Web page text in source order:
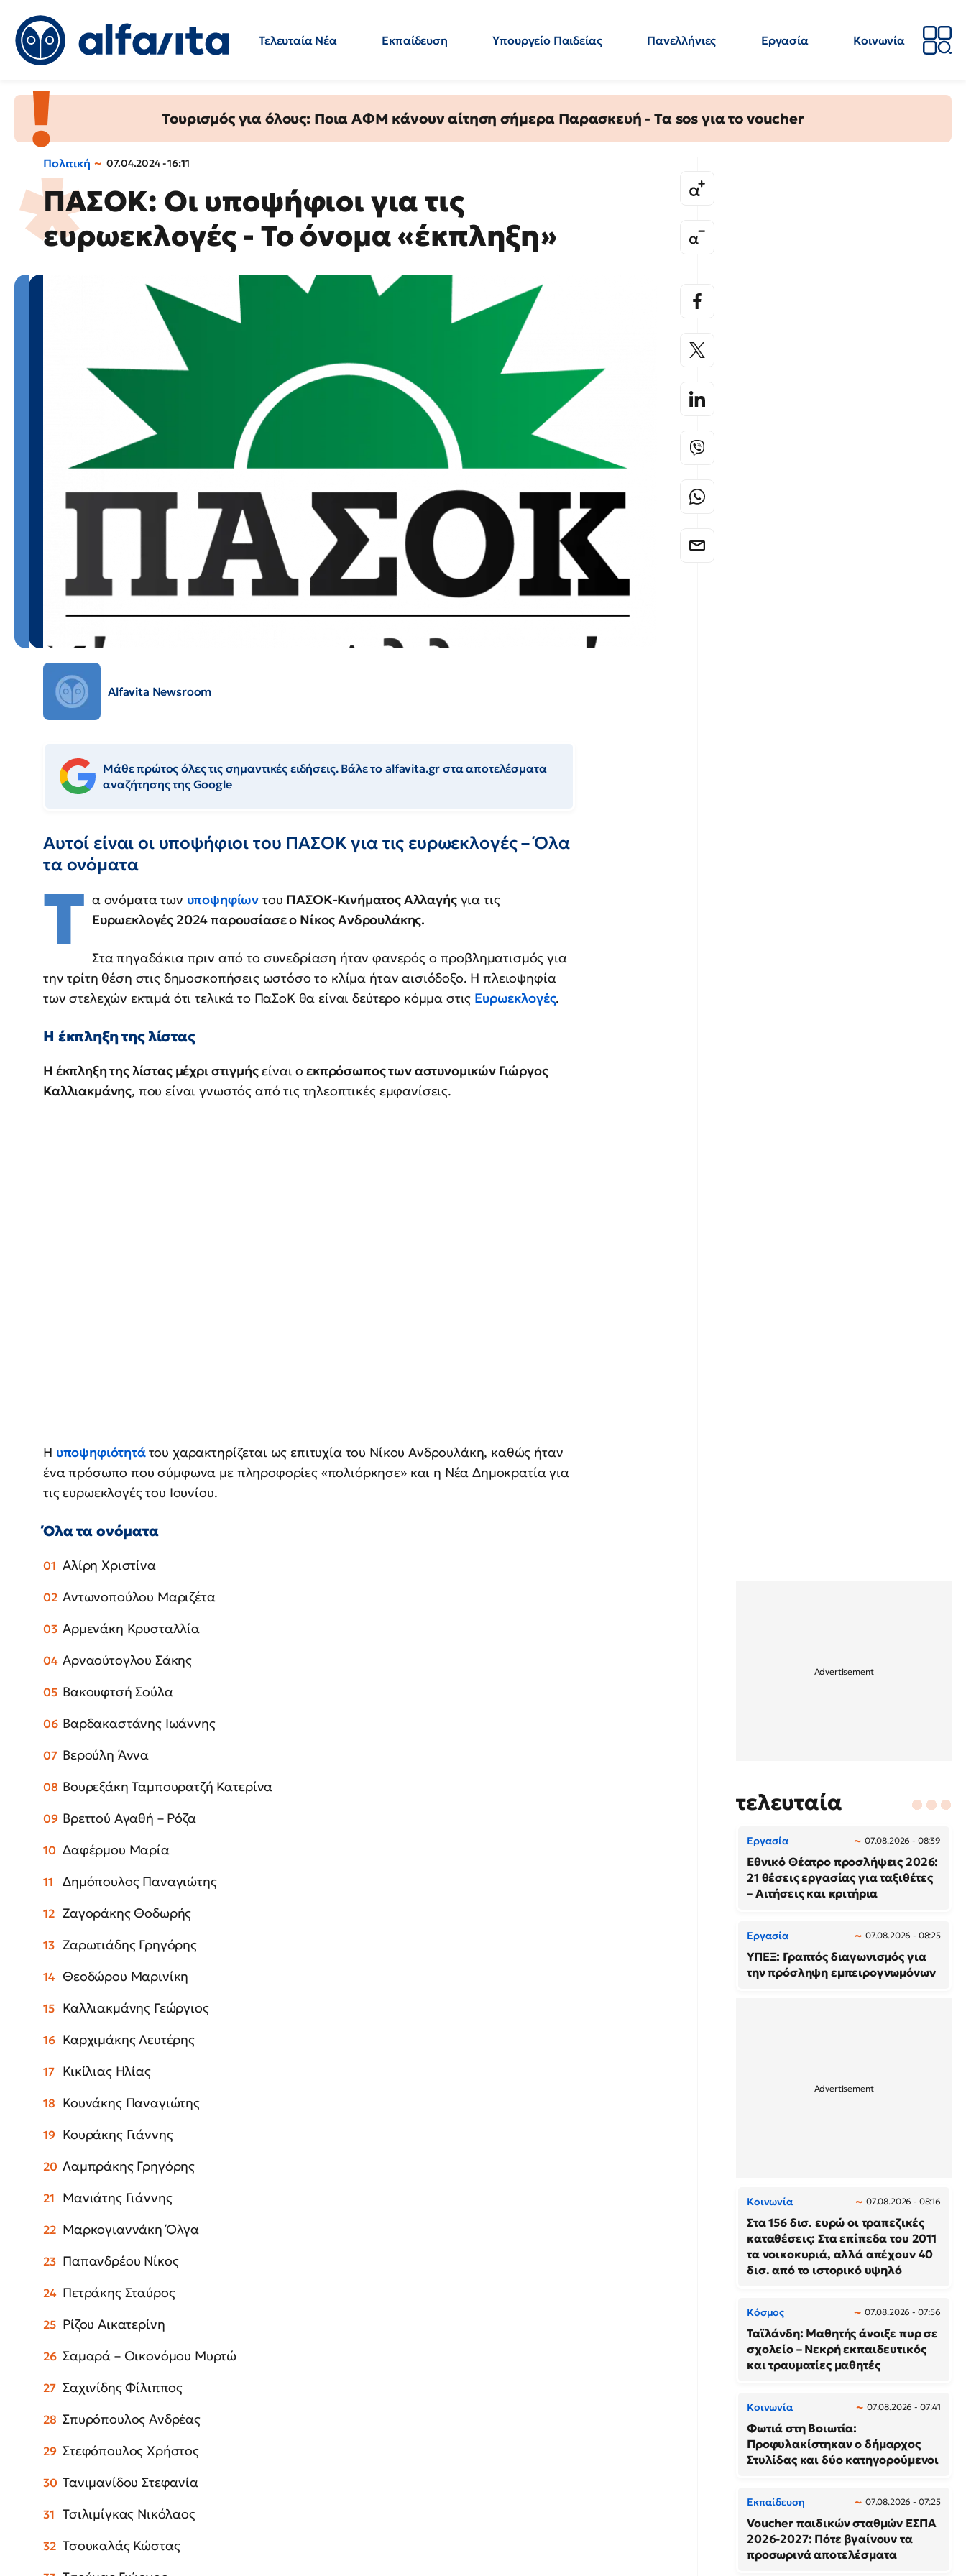
Τελευταία Νέα Εκπαίδευση Υπουργείο Παιδείας Πανελλήνιες Εργασία
Κοινωνία
Τουρισμός για όλους: Ποια ΑΦΜ κάνουν αίτηση σήμερα Παρασκευή - Τα sos για το voucher
Πολιτική 07.04.2024 - 16:11
ΠΑΣΟΚ: Οι υποψήφιοι για τις
ευρωεκλογές - Το όνομα «έκπληξη»
Alfavita Newsroom
Μάθε πρώτος όλες τις σημαντικές ειδήσεις. Βάλε το alfavita.gr στα αποτελέσματα
αναζήτησης της Google
Αυτοί είναι οι υποψήφιοι του ΠΑΣΟΚ για τις ευρωεκλογές – Όλα
τα ονόματα
Τ α ονόματα των υποψηφίων του ΠΑΣΟΚ-Κινήματος Αλλαγήςγια τις
Ευρωεκλογές 2024 παρουσίασε ο Νίκος Ανδρουλάκης.
Στα πηγαδάκια πριν από το συνεδρίαση ήταν φανερός ο προβληματισμός για
την τρίτη θέση στις δημοσκοπήσεις ωστόσο το κλίμα ήταν αισιόδοξο. Η πλειοψηφία
των στελεχών εκτιμά ότι τελικά το ΠαΣοΚ θα είναι δεύτερο κόμμα στις Ευρωεκλογές.
Η έκπληξη της λίστας
Η έκπληξη της λίστας μέχρι στιγμήςείναι ο εκπρόσωπος των αστυνομικών Γιώργος
Καλλιακμάνης, που είναι γνωστός από τις τηλεοπτικές εμφανίσεις.
Η υποψηφιότητάτου χαρακτηρίζεται ως επιτυχία του Νίκου Ανδρουλάκη, καθώς ήταν
ένα πρόσωπο που σύμφωνα με πληροφορίες «πολιόρκησε» και η Νέα Δημοκρατία για
τις ευρωεκλογές του Ιουνίου.
Όλα τα ονόματα
Αλίρη Χριστίνα
Αντωνοπούλου Μαριζέτα
Αρμενάκη Κρυσταλλία
Αρναούτογλου Σάκης
Βακουφτσή Σούλα
Βαρδακαστάνης Ιωάννης
Βερούλη Άννα
Βουρεξάκη Ταμπουρατζή Κατερίνα
Βρεττού Αγαθή – Ρόζα
Δαφέρμου Μαρία
Δημόπουλος Παναγιώτης
Ζαγοράκης Θοδωρής
Ζαρωτιάδης Γρηγόρης
Θεοδώρου Μαρινίκη
Καλλιακμάνης Γεώργιος
Καρχιμάκης Λευτέρης
Κικίλιας Ηλίας
Κουνάκης Παναγιώτης
Κουράκης Γιάννης
Λαμπράκης Γρηγόρης
Μανιάτης Γιάννης
Μαρκογιαννάκη Όλγα
Παπανδρέου Νίκος
Πετράκης Σταύρος
Ρίζου Αικατερίνη
Σαμαρά – Οικονόμου Μυρτώ
Σαχινίδης Φίλιππος
Σπυρόπουλος Ανδρέας
Στεφόπουλος Χρήστος
Τανιμανίδου Στεφανία
Τσιλιμίγκας Νικόλαος
Τσουκαλάς Κώστας
τελευταία
Εργασία 07.08.2026 - 08:39
Εθνικό Θέατρο προσλήψεις 2026:
21 θέσεις εργασίας για ταξιθέτες
– Αιτήσεις και κριτήρια
Εργασία 07.08.2026 - 08:25
ΥΠΕΞ: Γραπτός διαγωνισμός για
την πρόσληψη εμπειρογνωμόνων
Κοινωνία 07.08.2026 - 08:16
Στα 156 δισ. ευρώ οι τραπεζικές
καταθέσεις: Στα επίπεδα του 2011
τα νοικοκυριά, αλλά απέχουν 40
δισ. από το ιστορικό υψηλό
Κόσμος 07.08.2026 - 07:56
Ταϊλάνδη: Μαθητής άνοιξε πυρ σε
σχολείο – Νεκρή εκπαιδευτικός
και τραυματίες μαθητές
Κοινωνία 07.08.2026 - 07:41
Φωτιά στη Βοιωτία:
Προφυλακίστηκαν ο δήμαρχος
Στυλίδας και δύο κατηγορούμενοι
Εκπαίδευση 07.08.2026 - 07:25
Voucher παιδικών σταθμών ΕΣΠΑ
2026-2027: Πότε βγαίνουν τα
προσωρινά αποτελέσματα